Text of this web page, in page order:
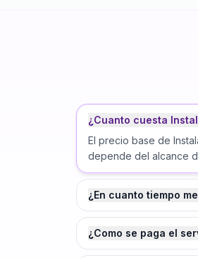
¿Cuanto cuesta
El precio base de
depende del alcance
¿En cuanto tiempo
¿Como se paga el